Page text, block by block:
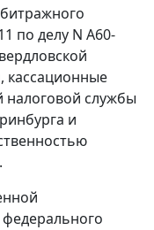
по делу N А60-
кассационные
службы
и